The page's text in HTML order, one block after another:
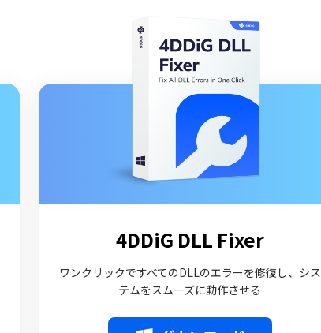
4DDiG DLL Fixer
ワンクリックですべてのDLLのエラーを修復し、シス
テムをスムーズに動作させる